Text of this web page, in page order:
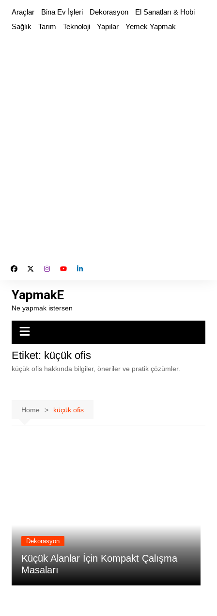
content
Araçlar Bina Ev İşleri Dekorasyon
El Sanatları & Hobi
Sağlık
Tarım Teknoloji Yapılar Yemek Yapmak
YapmakE
Ne yapmak istersen
Etiket: küçük ofis
küçük ofis hakkında bilgiler, öneriler ve pratik çözümler.
Home küçük ofis
Dekorasyon
Küçük Alanlar İçin Kompakt Çalışma
Masaları